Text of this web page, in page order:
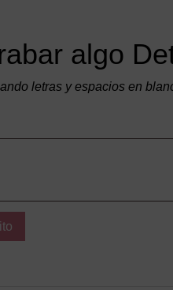
algo
letras y espacios en